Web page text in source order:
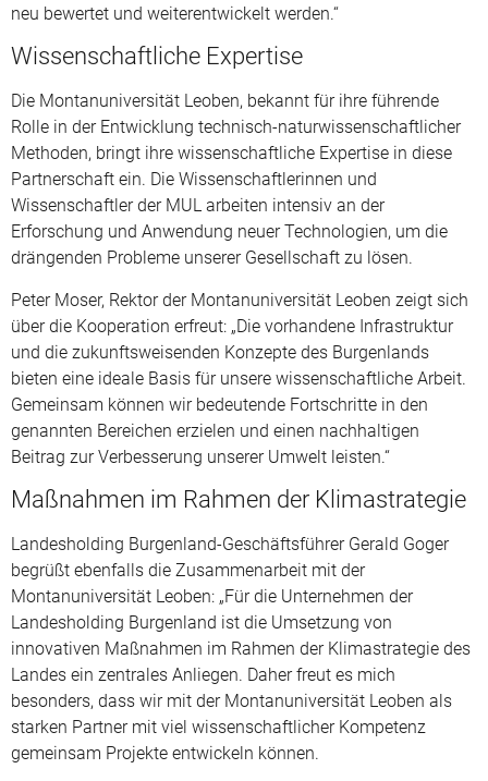
neu bewertet und weiterentwickelt werden.“
Wissenschaftliche Expertise
Die Montanuniversität Leoben, bekannt für ihre führende
Rolle in der Entwicklung technisch-naturwissenschaftlicher
Methoden, bringt ihre wissenschaftliche Expertise in diese
Partnerschaft ein. Die Wissenschaftlerinnen und
Wissenschaftler der MUL arbeiten intensiv an der
Erforschung und Anwendung neuer Technologien, um die
drängenden Probleme unserer Gesellschaft zu lösen.
Peter Moser, Rektor der Montanuniversität Leoben zeigt sich
über die Kooperation erfreut: „Die vorhandene Infrastruktur
und die zukunftsweisenden Konzepte des Burgenlands
bieten eine ideale Basis für unsere wissenschaftliche Arbeit.
Gemeinsam können wir bedeutende Fortschritte in den
genannten Bereichen erzielen und einen nachhaltigen
Beitrag zur Verbesserung unserer Umwelt leisten.“
Maßnahmen im Rahmen der Klimastrategie
Landesholding Burgenland-Geschäftsführer Gerald Goger
begrüßt ebenfalls die Zusammenarbeit mit der
Montanuniversität Leoben: „Für die Unternehmen der
Landesholding Burgenland ist die Umsetzung von
innovativen Maßnahmen im Rahmen der Klimastrategie des
Landes ein zentrales Anliegen. Daher freut es mich
besonders, dass wir mit der Montanuniversität Leoben als
starken Partner mit viel wissenschaftlicher Kompetenz
gemeinsam Projekte entwickeln können.